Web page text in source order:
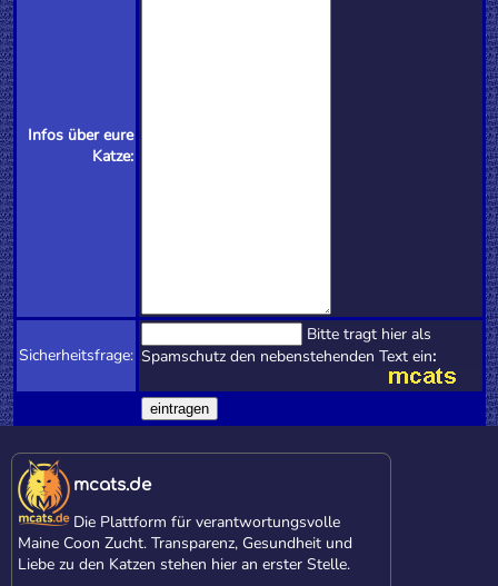
Infos über eure
Katze:
Sicherheitsfrage:
Bitte tragt hier als
Spamschutz den nebenstehenden Text ein:
mcats.de
Die Plattform für verantwortungsvolle
Maine Coon Zucht. Transparenz, Gesundheit und
Liebe zu den Katzen stehen hier an erster Stelle.